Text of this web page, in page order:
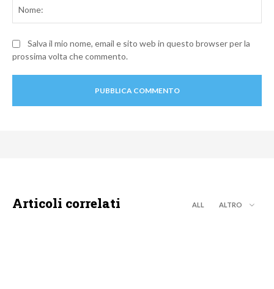
Salva il mio nome, email e sito web in questo browser per la
prossima volta che commento.
Articoli correlati ALL ALTRO